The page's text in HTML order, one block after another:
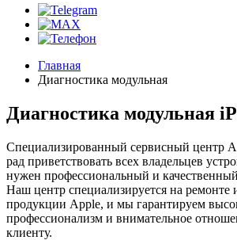
Главная
Диагностика модульная
Диагностика модульная
Специализированный сервисный центр
рад приветствовать всех владельцев
нужен профессиональный и
Наш центр специализируется на ремонте
продукции Apple, и мы гарантируем
профессионализм и внимательное
клиенту.